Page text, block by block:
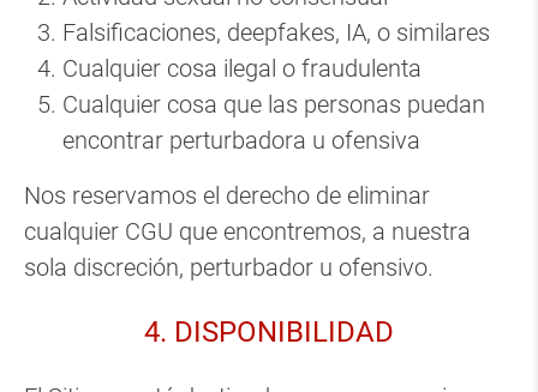
Falsificaciones, deepfakes, IA, o similares
Cualquier cosa ilegal o fraudulenta
Cualquier cosa que las personas puedan
encontrar perturbadora u ofensiva
Nos reservamos el derecho de eliminar
cualquier CGU que encontremos, a nuestra
sola discreción, perturbador u ofensivo.
4. DISPONIBILIDAD